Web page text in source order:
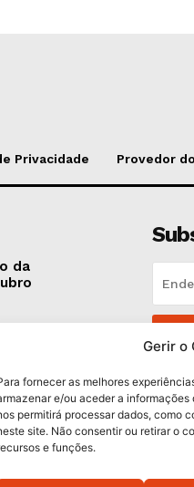
Gerir o
fornecer as melhores
e/ou aceder a
permitirá processar dados, como
site. Não consentir ou retirar o
e funções.
Privacidade Provedor
da
“é
sensores
Li